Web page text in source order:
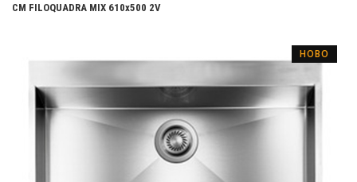
CM FILOQUADRA MIX 610х500 2V
НОВО